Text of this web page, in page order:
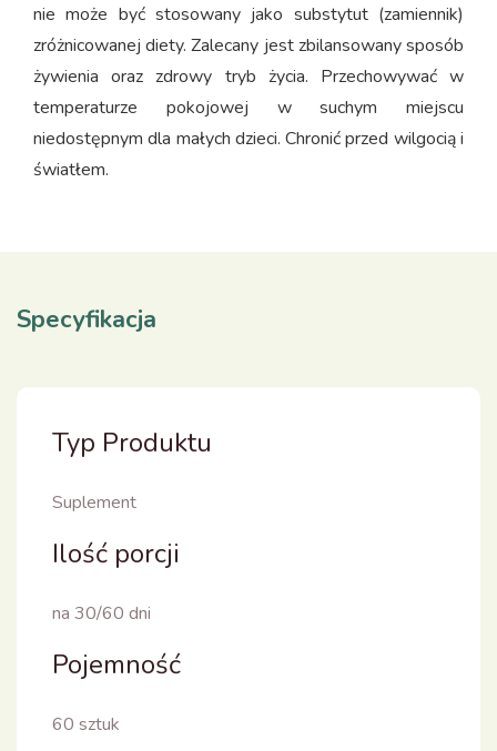
nie może być stosowany jako substytut (zamiennik)
zróżnicowanej diety. Zalecany jest zbilansowany sposób
żywienia oraz zdrowy tryb życia. Przechowywać w
temperaturze pokojowej w suchym miejscu
niedostępnym dla małych dzieci. Chronić przed wilgocią i
światłem.
Specyfikacja
Typ Produktu
Suplement
Ilość porcji
na 30/60 dni
Pojemność
60 sztuk